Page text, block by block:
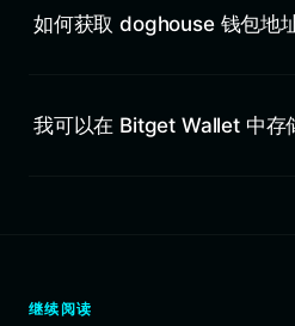
如何获取 doghouse 钱包地
我可以在 Bitget Wallet 中存
继续阅读